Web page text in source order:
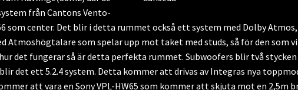
från Cantons Vento-
som center. Det blir i detta rummet också ett system med Dolby Atmos,
Atmoshögtalare som spelar upp mot taket med studs, så för den som
det fungerar så är detta perfekta rummet. Subwoofers blir två stycken
det ett 5.2.4 system. Detta kommer att drivas av Integras nya
att vara en Sony VPL-HW65 som kommer att skjuta mot en 2,5m